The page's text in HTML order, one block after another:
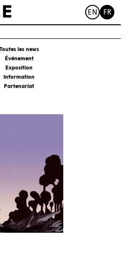
EN FR
Toutes les news
Événement
Exposition
Information
Partenariat